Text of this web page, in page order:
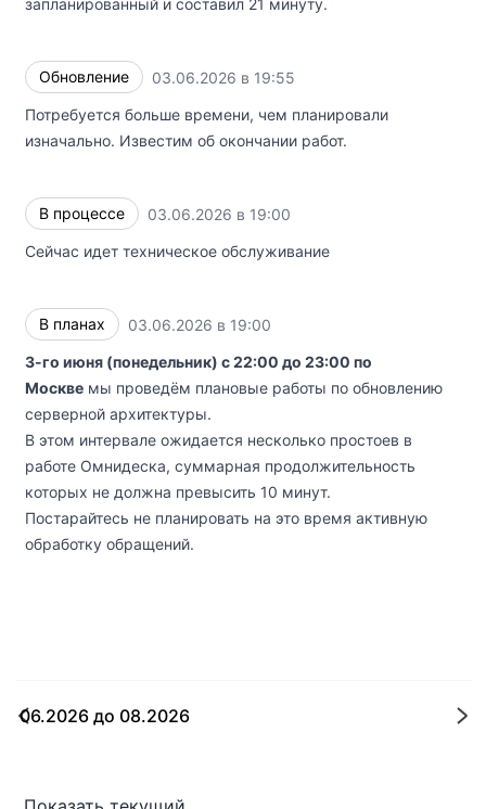
запланированный и составил 21 минуту.
Обновление 03.06.2026 в 19:55
Потребуется больше времени, чем планировали
изначально. Известим об окончании работ.
В процессе 03.06.2026 в 19:00
Сейчас идет техническое обслуживание
В планах 03.06.2026 в 19:00
3-го июня (понедельник) с 22:00 до 23:00 по
Москве мы проведём плановые работы по обновлению
серверной архитектуры.
В этом интервале ожидается несколько простоев в
работе Омнидеска, суммарная продолжительность
которых не должна превысить 10 минут.
Постарайтесь не планировать на это время активную
обработку обращений.
06.2026 до 08.2026